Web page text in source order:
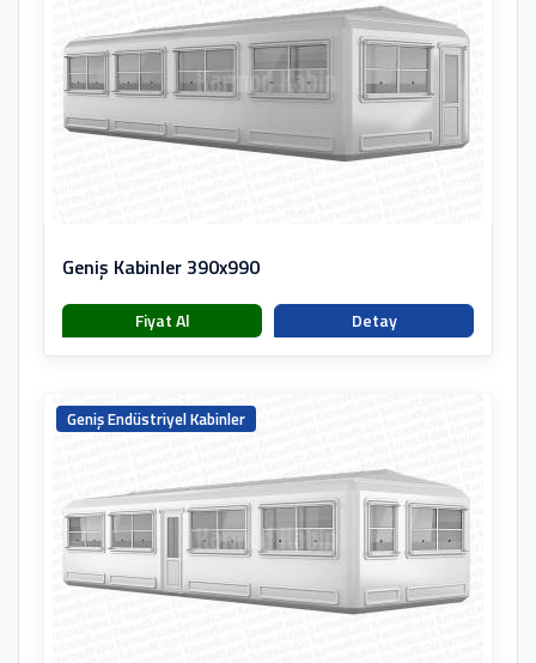
Geniş Kabinler 390x990
Fiyat Al Detay
Geniş Endüstriyel Kabinler